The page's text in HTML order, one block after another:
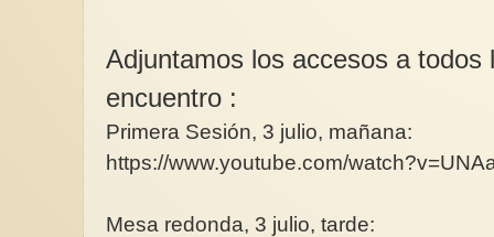
Adjuntamos los accesos a todos
encuentro :
Primera Sesión, 3 julio, mañana:
https://www.youtube.com/
Mesa redonda, 3 julio, tarde: